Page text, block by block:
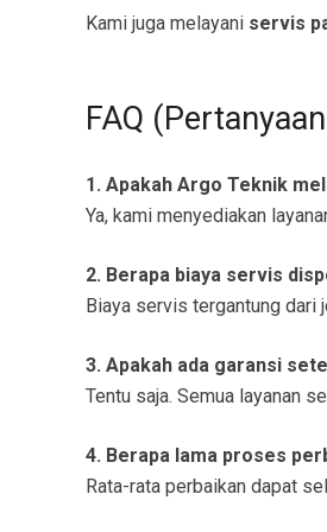
Kami juga melayani servis
FAQ
1. Apakah Argo Teknik
Ya, kami menyediakan
2. Berapa biaya servis
Biaya servis tergantung dari
3. Apakah ada garansi
Tentu saja. Semua layanan
4. Berapa lama proses
Rata-rata perbaikan dapat